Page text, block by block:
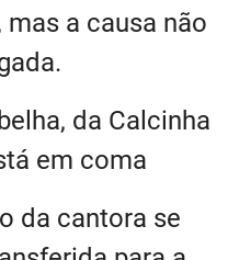
a causa não
da cantora se